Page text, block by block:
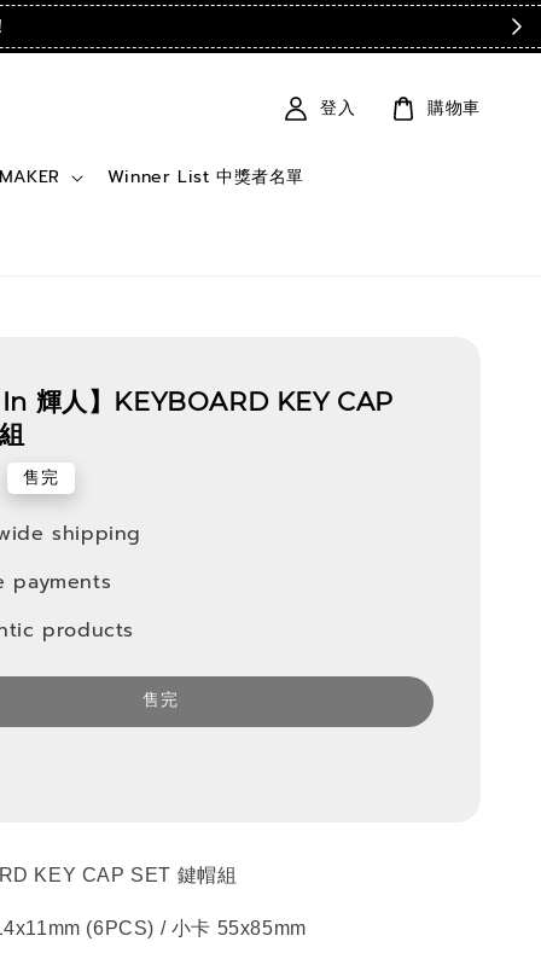
Winner List 中獎者名單
登入 購物車
輝人】KEYBOARD KEY CAP
售完
shipping
payments
products
售完
KEY CAP SET 鍵帽組
(6PCS) / 小卡 55x85mm